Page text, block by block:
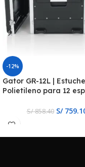
-12%
Gator GR-12L |
Polietileno para 12
S/858.40 S/